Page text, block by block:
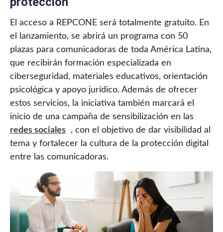
El acceso a REPCONE será totalmente gratuito. En
el lanzamiento, se abrirá un programa con 50
plazas para comunicadoras de toda América Latina,
que recibirán formación especializada en
ciberseguridad, materiales educativos, orientación
psicológica y apoyo jurídico. Además de ofrecer
estos servicios, la iniciativa también marcará el
inicio de una campaña de sensibilización en las
redes sociales
, con el objetivo de dar visibilidad al
tema y fortalecer la cultura de la protección digital
entre las comunicadoras.